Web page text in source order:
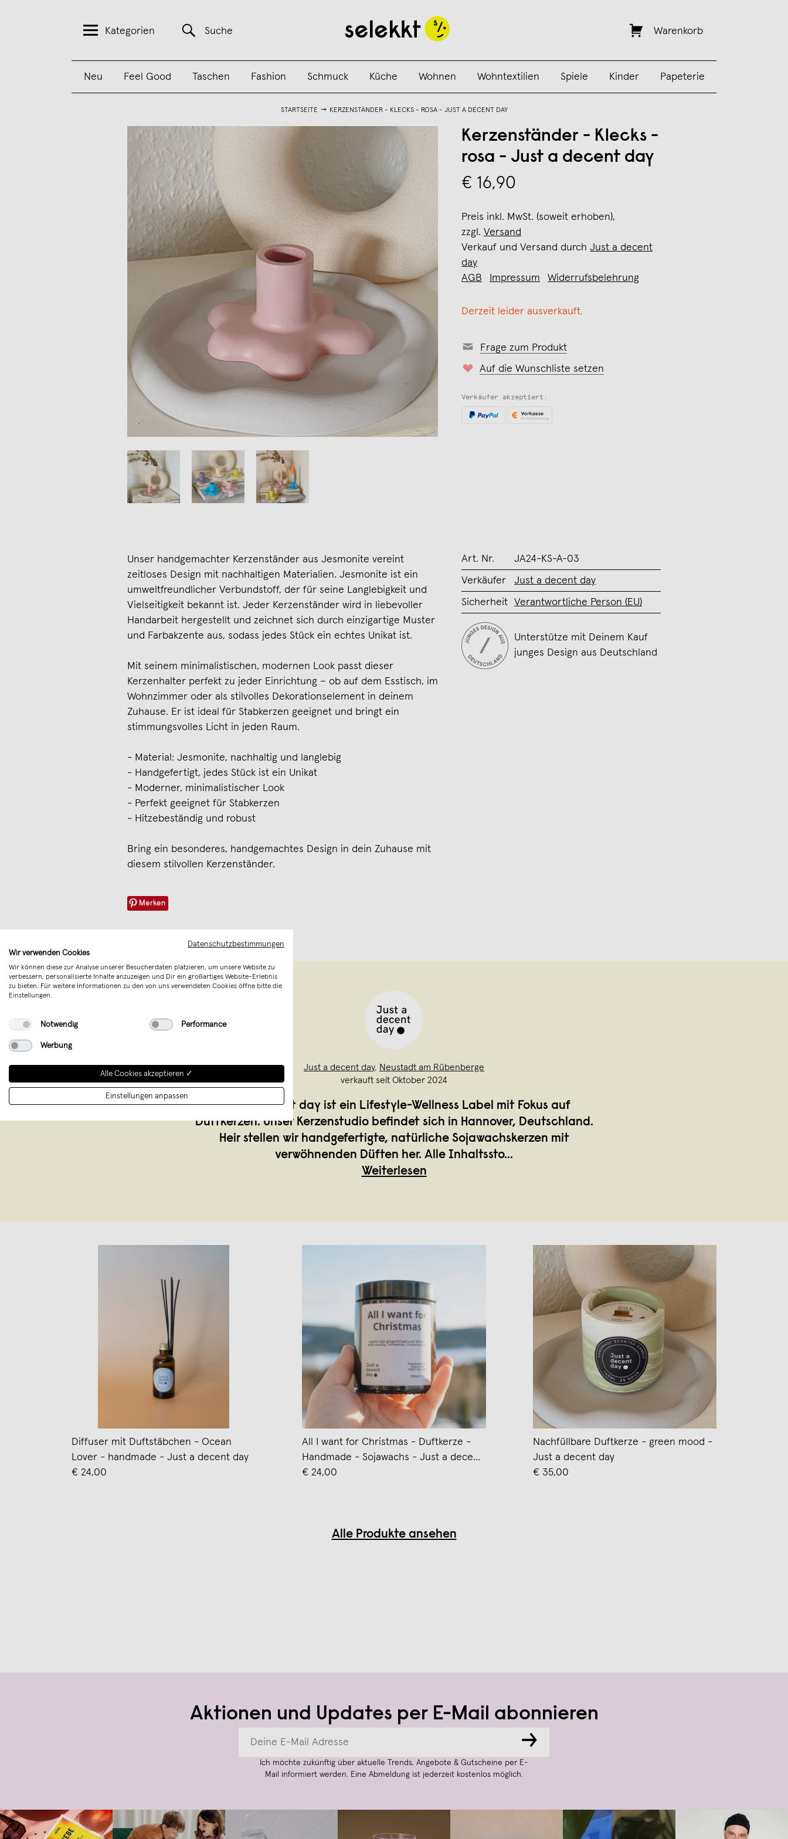
Kategorien Suche Warenkorb
Neu Feel Good Taschen Fashion Schmuck Küche Wohnen Wohntextilien Spiele Kinder Papeterie
STARTSEITE KERZENSTÄNDER - KLECKS - ROSA - JUST A DECENT DAY
Kerzenständer - Klecks -
rosa - Just a decent day
€ 16,90
Preis inkl. MwSt. (soweit erhoben),
zzgl. Versand
Verkauf und Versand durch Just a decent
day
AGB
Impressum Widerrufsbelehrung
Derzeit leider ausverkauft.
Frage zum Produkt
Auf die Wunschliste setzen
Verkäufer akzeptiert:
Unser handgemachter Kerzenständer aus Jesmonite vereint
zeitloses Design mit nachhaltigen Materialien. Jesmonite ist ein
umweltfreundlicher Verbundstoff, der für seine Langlebigkeit und
Vielseitigkeit bekannt ist. Jeder Kerzenständer wird in liebevoller
Handarbeit hergestellt und zeichnet sich durch einzigartige Muster
und Farbakzente aus, sodass jedes Stück ein echtes Unikat ist.
Mit seinem minimalistischen, modernen Look passt dieser
Kerzenhalter perfekt zu jeder Einrichtung – ob auf dem Esstisch, im
Wohnzimmer oder als stilvolles Dekorationselement in deinem
Zuhause. Er ist ideal für Stabkerzen geeignet und bringt ein
stimmungsvolles Licht in jeden Raum.
- Material: Jesmonite, nachhaltig und langlebig
- Handgefertigt, jedes Stück ist ein Unikat
- Moderner, minimalistischer Look
- Perfekt geeignet für Stabkerzen
- Hitzebeständig und robust
Bring ein besonderes, handgemachtes Design in dein Zuhause mit
diesem stilvollen Kerzenständer.
Merken
Art. Nr. JA24-KS-A-03
Verkäufer Just a decent day
Sicherheit Verantwortliche Person (EU)
Unterstütze mit Deinem Kauf
junges Design aus Deutschland
Just a decent day, Neustadt am Rübenberge
verkauft seit Oktober 2024
Just a decent day ist ein Lifestyle-Wellness Label mit Fokus auf
Duftkerzen. Unser Kerzenstudio befindet sich in Hannover, Deutschland.
Heir stellen wir handgefertigte, natürliche Sojawachskerzen mit
verwöhnenden Düften her. Alle Inhaltssto...
Weiterlesen
Diffuser mit Duftstäbchen - Ocean
Lover - handmade - Just a decent day
€ 24,00
All I want for Christmas - Duftkerze -
Handmade - Sojawachs - Just a decent
day
€ 24,00
Nachfüllbare Duftkerze - green mood -
Just a decent day
€ 35,00
Alle Produkte ansehen
Aktionen und Updates per E-Mail abonnieren
→
Ich möchte zukünftig über aktuelle Trends, Angebote & Gutscheine per E-
Mail informiert werden. Eine Abmeldung ist jederzeit kostenlos möglich.
Datenschutzbestimmungen
Wir verwenden Cookies
Wir können diese zur Analyse unserer Besucherdaten platzieren, um unsere Website zu
verbessern, personalisierte Inhalte anzuzeigen und Dir ein großartiges Website-Erlebnis
zu bieten. Für weitere Informationen zu den von uns verwendeten Cookies öffne bitte die
Einstellungen.
Notwendig Performance
Werbung
Alle Cookies akzeptieren ✓
Einstellungen anpassen